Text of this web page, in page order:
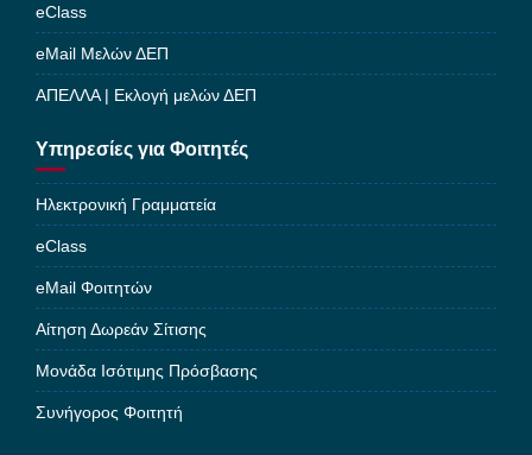
eClass
eMail Μελών ΔΕΠ
ΑΠΕΛΛΑ | Εκλογή μελών ΔΕΠ
Υπηρεσίες για Φοιτητές
Ηλεκτρονική Γραμματεία
eClass
eMail Φοιτητών
Αίτηση Δωρεάν Σίτισης
Μονάδα Ισότιμης Πρόσβασης
Συνήγορος Φοιτητή